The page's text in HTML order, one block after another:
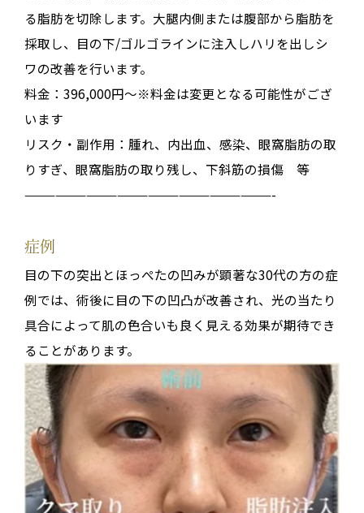
る脂肪を切除します。大腿内側または腹部から脂肪を
採取し、目の下/ゴルゴラインに注入しハリを出しシ
ワの改善を行います。
料金：396,000円～※料金は変更となる可能性がござ
います
リスク・副作用：腫れ、内出血、感染、眼窩脂肪の取
りすぎ、眼窩脂肪の取り残し、下斜筋の損傷 等
————————————————————————-
症例
目の下の突出とほっぺたの凹みが顕著な30代の方の症
例では、術後に目の下の凹凸が改善され、光の当たり
具合によって肌の色合いも良く見える効果が期待でき
ることがあります。